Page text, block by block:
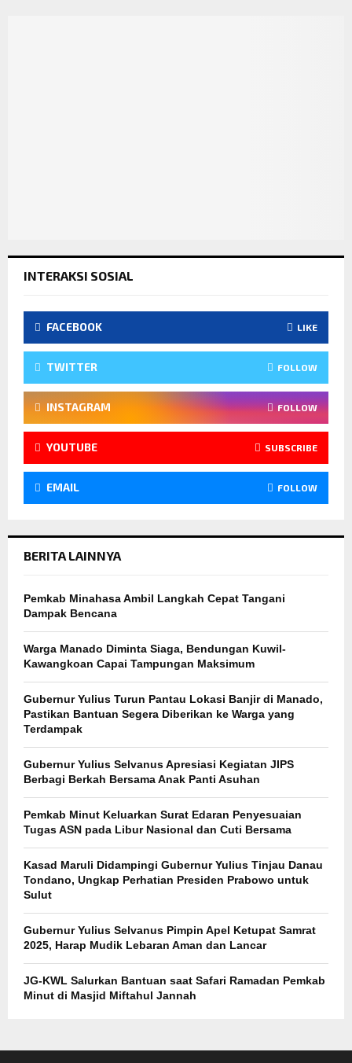
INTERAKSI SOSIAL
FACEBOOK LIKE
TWITTER FOLLOW
INSTAGRAM FOLLOW
YOUTUBE SUBSCRIBE
EMAIL FOLLOW
BERITA LAINNYA
Pemkab Minahasa Ambil Langkah Cepat Tangani
Dampak Bencana
Warga Manado Diminta Siaga, Bendungan Kuwil-
Kawangkoan Capai Tampungan Maksimum
Gubernur Yulius Turun Pantau Lokasi Banjir di Manado,
Pastikan Bantuan Segera Diberikan ke Warga yang
Terdampak
Gubernur Yulius Selvanus Apresiasi Kegiatan JIPS
Berbagi Berkah Bersama Anak Panti Asuhan
Pemkab Minut Keluarkan Surat Edaran Penyesuaian
Tugas ASN pada Libur Nasional dan Cuti Bersama
Kasad Maruli Didampingi Gubernur Yulius Tinjau Danau
Tondano, Ungkap Perhatian Presiden Prabowo untuk
Sulut
Gubernur Yulius Selvanus Pimpin Apel Ketupat Samrat
2025, Harap Mudik Lebaran Aman dan Lancar
JG-KWL Salurkan Bantuan saat Safari Ramadan Pemkab
Minut di Masjid Miftahul Jannah